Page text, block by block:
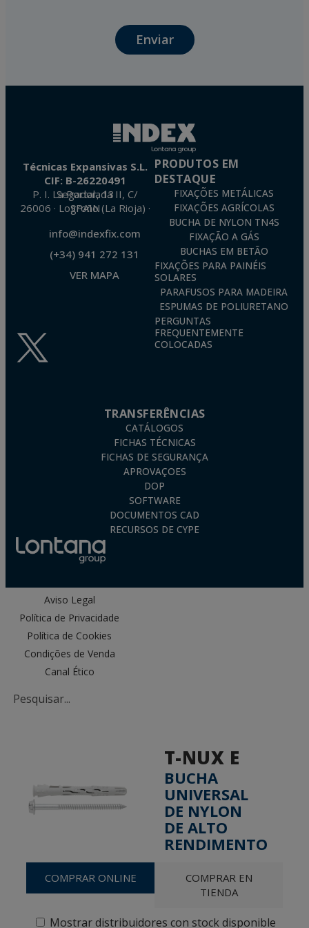
The data in our files are strictly confidential and shall be treated with the utmost
confidentiality and shall comply with all the requirements provided for the General
Data Protection Regulation (GDPR) 2016.
encrypted. Should these details be sent, it is done so under your sole responsibility.
Portalada II | c/ Segador 13, 26006 | Logroño (La Rioja).
Enviar
Técnicas Expansivas S.L.
CIF: B-26220491
P. I. La Portalada II, C/ Segador, 13
26006 · Logroño (La Rioja) · SPAIN
info@indexfix.com
(+34) 941 272 131
VER MAPA
PRODUTOS EM
DESTAQUE
FIXAÇÕES METÁLICAS
FIXAÇÕES AGRÍCOLAS
BUCHA DE NYLON TN4S
FIXAÇÃO A GÁS
BUCHAS EM BETÃO
FIXAÇÕES PARA PAINÉIS
SOLARES
PARAFUSOS PARA MADEIRA
ESPUMAS DE POLIURETANO
PERGUNTAS
FREQUENTEMENTE
COLOCADAS
TRANSFERÊNCIAS
CATÁLOGOS
FICHAS TÉCNICAS
FICHAS DE SEGURANÇA
APROVAÇOES
DOP
SOFTWARE
DOCUMENTOS CAD
RECURSOS DE CYPE
Aviso Legal
Política de Privacidade
Política de Cookies
Condições de Venda
Canal Ético
T-NUX E
BUCHA
UNIVERSAL
DE NYLON
DE ALTO
RENDIMENTO
COMPRAR ONLINE
COMPRAR EN
TIENDA
Mostrar distribuidores con stock disponible